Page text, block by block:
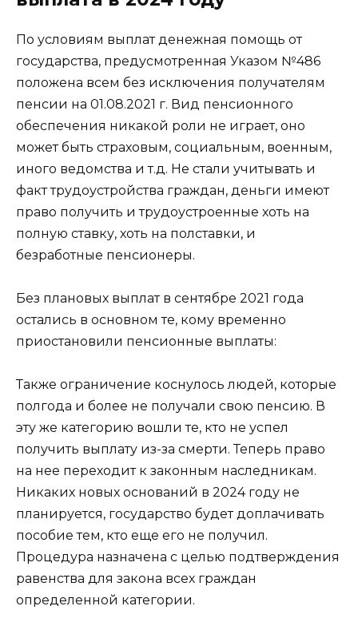
По условиям выплат денежная помощь от
государства, предусмотренная Указом №486
положена всем без исключения получателям
пенсии на 01.08.2021 г. Вид пенсионного
обеспечения никакой роли не играет, оно
может быть страховым, социальным, военным,
иного ведомства и т.д. Не стали учитывать и
факт трудоустройства граждан, деньги имеют
право получить и трудоустроенные хоть на
полную ставку, хоть на полставки, и
безработные пенсионеры.
Без плановых выплат в сентябре 2021 года
остались в основном те, кому временно
приостановили пенсионные выплаты:
Также ограничение коснулось людей, которые
полгода и более не получали свою пенсию. В
эту же категорию вошли те, кто не успел
получить выплату из-за смерти. Теперь право
на нее переходит к законным наследникам.
Никаких новых оснований в 2024 году не
планируется, государство будет доплачивать
пособие тем, кто еще его не получил.
Процедура назначена с целью подтверждения
равенства для закона всех граждан
определенной категории.